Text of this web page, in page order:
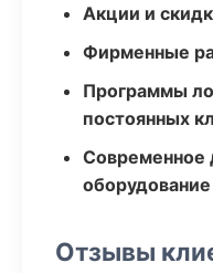
Акции и
Фирменные
Программы
постоянных
Современное
оборудование
Отзывы